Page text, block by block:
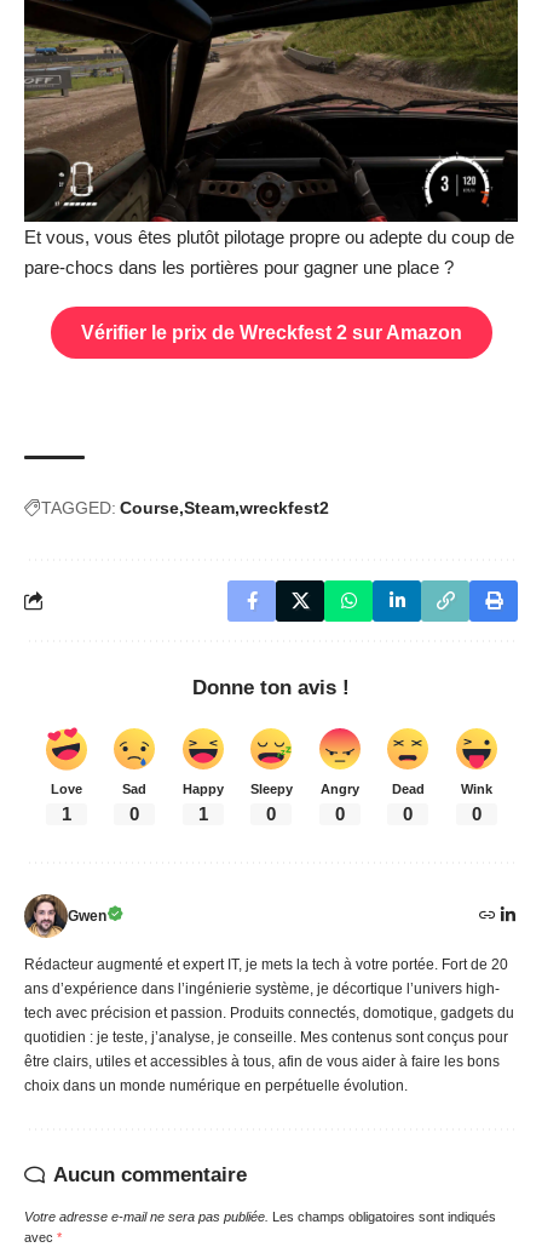
Et vous, vous êtes plutôt pilotage propre ou adepte du coup de
pare-chocs dans les portières pour gagner une place ?
Vérifier le prix de Wreckfest 2 sur Amazon
TAGGED: Course Steam wreckfest2
Donne ton avis !
Love
1
Sad
0
Happy
1
Sleepy
0
Angry
0
Dead
0
Wink
0
Gwen
Rédacteur augmenté et expert IT, je mets la tech à votre portée. Fort de 20
ans d’expérience dans l’ingénierie système, je décortique l’univers high-
tech avec précision et passion. Produits connectés, domotique, gadgets du
quotidien : je teste, j’analyse, je conseille. Mes contenus sont conçus pour
être clairs, utiles et accessibles à tous, afin de vous aider à faire les bons
choix dans un monde numérique en perpétuelle évolution.
Aucun commentaire
Votre adresse e-mail ne sera pas publiée.
Les champs obligatoires sont indiqués
avec *